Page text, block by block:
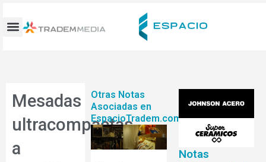
contenido
Mesadas
ultracompactas
a
Otras Notas
Asociadas en
EspacioTradem.com
Notas